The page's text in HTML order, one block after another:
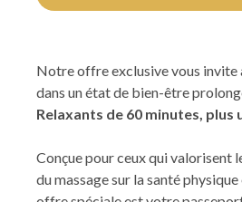
Notre offre exclusive vous invite
dans un état de bien-être
Relaxants de 60 minutes, plus
Conçue pour ceux qui valorisent
du massage sur la santé